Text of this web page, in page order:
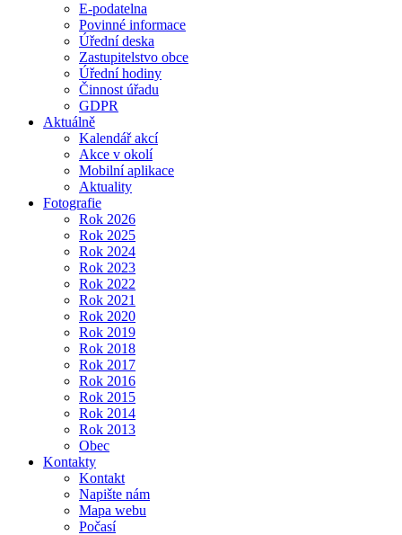
E-podatelna
Povinné informace
Úřední deska
Zastupitelstvo obce
Úřední hodiny
Činnost úřadu
GDPR
Aktuálně
Kalendář akcí
Akce v okolí
Mobilní aplikace
Aktuality
Fotografie
Rok 2026
Rok 2025
Rok 2024
Rok 2023
Rok 2022
Rok 2021
Rok 2020
Rok 2019
Rok 2018
Rok 2017
Rok 2016
Rok 2015
Rok 2014
Rok 2013
Obec
Kontakty
Kontakt
Napište nám
Mapa webu
Počasí